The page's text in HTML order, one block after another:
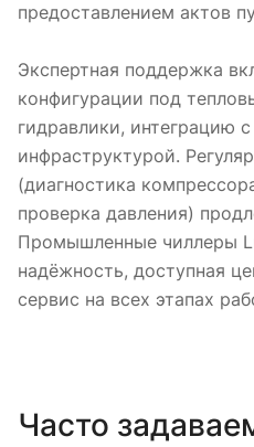
предоставлением актов
Экспертная поддержка
конфигурации под
гидравлики, интеграцию
инфраструктурой.
(диагностика
проверка давления)
Промышленные чиллеры
надёжность, доступная
сервис на всех этапах
Часто